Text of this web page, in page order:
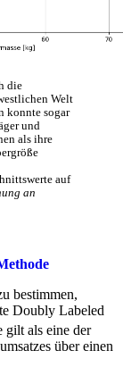
die
Welt
konnte sogar
und
als ihre
auf
an
bestimmen,
Doubly Labeled
gilt als eine der
über einen